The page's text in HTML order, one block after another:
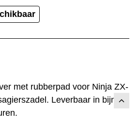
met rubberpad voor Ninja ZX-
Leverbaar in bijna